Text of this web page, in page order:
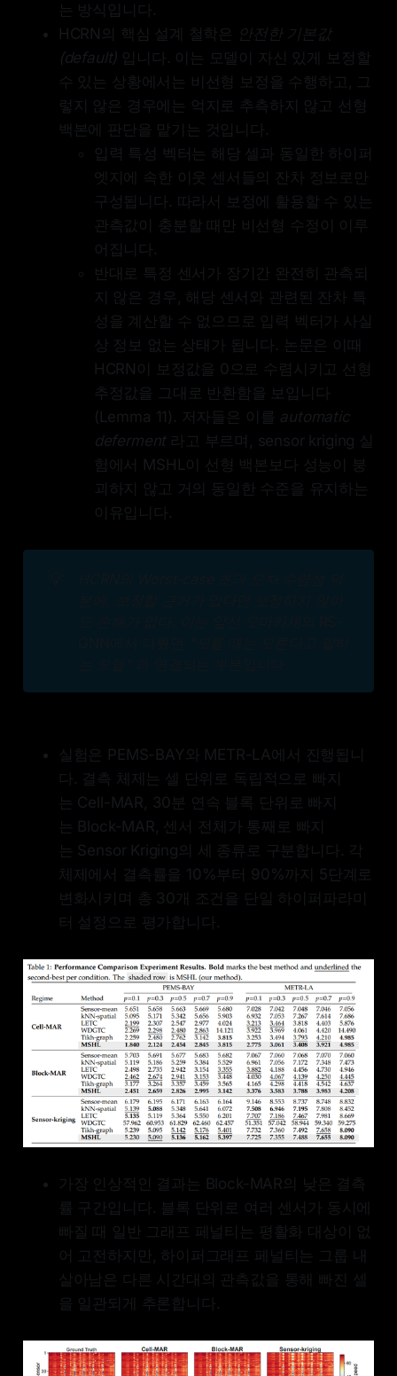
는 방식입니다.
HCRN의 핵심 설계 철학은 안전한 기본값
(default) 입니다. 이는 모델이 자신 있게 보정할
수 있는 상황에서는 비선형 보정을 수행하고, 그
렇지 않은 경우에는 억지로 추측하지 않고 선형
백본에 판단을 맡기는 것입니다.
입력 특성 벡터는 해당 셀과 동일한 하이퍼
엣지에 속한 이웃 센서들의 잔차 정보로만
구성됩니다. 따라서 보정에 활용할 수 있는
관측값이 충분할 때만 비선형 수정이 이루
어집니다.
반대로 특정 센서가 장기간 완전히 관측되
지 않은 경우, 해당 센서와 관련된 잔차 특
성을 계산할 수 없으므로 입력 벡터가 사실
상 정보 없는 상태가 됩니다. 논문은 이때
HCRN이 보정값을 0으로 수렴시키고 선형
추정값을 그대로 반환함을 보입니다
(Lemma 11). 저자들은 이를 automatic
deferment라고 부르며, sensor kriging 실
험에서 MSHL이 선형 백본보다 성능이 붕
괴하지 않고 거의 동일한 수준을 유지하는
이유입니다.
실험은 PEMS-BAY와 METR-LA에서 진행됩니
다. 결측 체제는 셀 단위로 독립적으로 빠지
는 Cell-MAR, 30분 연속 블록 단위로 빠지
는 Block-MAR, 센서 전체가 통째로 빠지
는 Sensor Kriging의 세 종류로 구분합니다. 각
체제에서 결측률을 10%부터 90%까지 5단계로
변화시키며 총 30개 조건을 단일 하이퍼파라미
터 설정으로 평가합니다.
가장 인상적인 결과는 Block-MAR의 낮은 결측
률 구간입니다. 블록 단위로 여러 센서가 동시에
빠질 때 일반 그래프 페널티는 평활화 대상이 없
어 고전하지만, 하이퍼그래프 페널티는 그룹 내
살아남은 다른 시간대의 관측값을 통해 빠진 셀
을 일관되게 추론합니다.